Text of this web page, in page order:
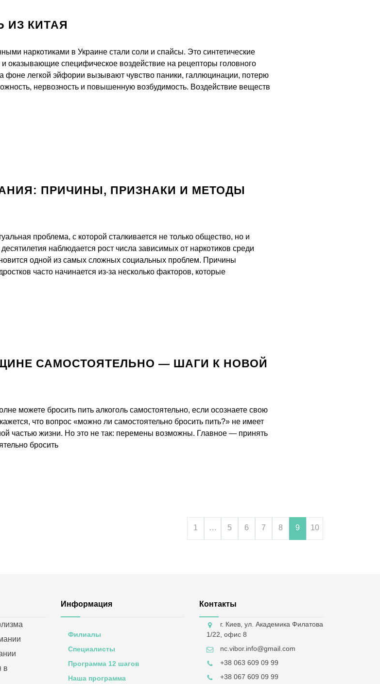
ИЗ КИТАЯ
наркотиками в Украине стали соли и спайсы. Это синтетические
оказывающие специфическое воздействие на рецепторы головного
фоне легкой эйфории вызывают чувство паники, галлюцинации, потерю
нервозность и повышенную возбудимость. Воздействие веществ
ПРИЧИНЫ, ПРИЗНАКИ И МЕТОДЫ
проблема, с которой сталкивается не только общество, но и
наблюдается рост числа зависимых от наркотиков среди
одной из самых сложных социальных проблем. Причины
часто начинается из-за несколько факторов, которые
САМОСТОЯТЕЛЬНО — ШАГИ К НОВОЙ
можете бросить пить алкоголь самостоятельно, если осознаете свою
что вопрос «можно ли самостоятельно бросить пить?» не имеет
частью жизни. Но это не так: перемены возможны. Главное — принять
бросить
1 … 5 6 7 8 9 10
в
Информация
Филиалы
Специалисты
Программа 12 шагов
Наша программа
Контакты
г. Киев, ул. Академика Филатова
1/22, офис 8
nc.vibor.info@gmail.com
+38 063 609 09 99
+38 067 609 09 99